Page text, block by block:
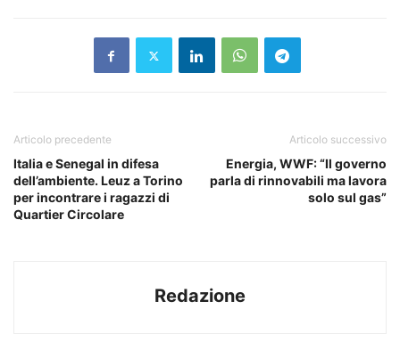
Articolo precedente
Italia e Senegal in difesa
dell’ambiente. Leuz a Torino
per incontrare i ragazzi di
Quartier Circolare
Articolo successivo
Energia, WWF: “Il governo
parla di rinnovabili ma lavora
solo sul gas”
Redazione